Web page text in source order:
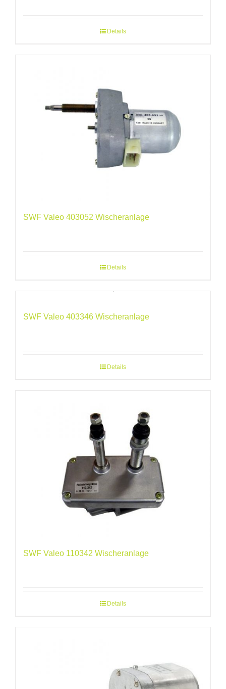
Details
SWF Valeo 403052 Wischeranlage
Details
SWF Valeo 403346 Wischeranlage
Details
SWF Valeo 110342 Wischeranlage
Details